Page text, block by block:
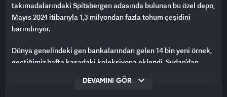
takımadalarındaki Spitsbergen adasında bulunan bu özel depo,
Mayıs 2024 itibarıyla 1,3 milyondan fazla tohum çeşidini
barındırıyor.
Dünya genelindeki gen bankalarından gelen 14 bin yeni örnek,
geçtiğimiz hafta kasadaki koleksiyona eklendi. Sudan’dan
İskandinav ağaç tohumları ve Tayland’dan pirinç çeşitleri bu
DEVAMINI GÖR